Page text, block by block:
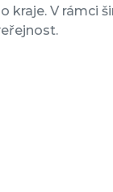
V rámci